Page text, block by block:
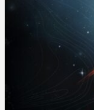
Lapins Crétins)
le même studio
peut